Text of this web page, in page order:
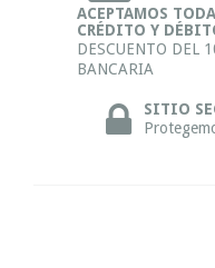
ACEPTAMOS
CRÉDITO Y
DESCUENTO DEL
BANCARIA
SITIO